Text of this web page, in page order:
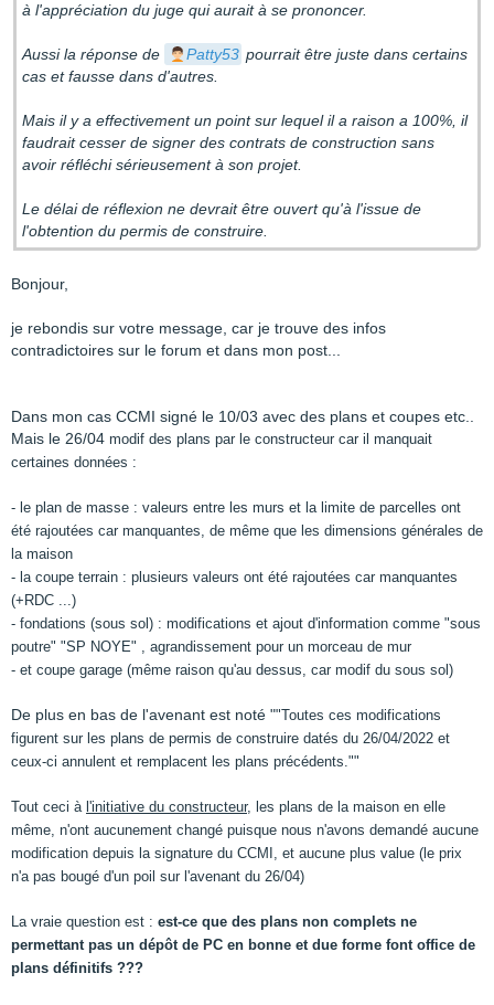
à l'appréciation du juge qui aurait à se prononcer.
Aussi la réponse de Patty53 pourrait être juste dans certains
cas et fausse dans d'autres.
Mais il y a effectivement un point sur lequel il a raison a 100%, il
faudrait cesser de signer des contrats de construction sans
avoir réfléchi sérieusement à son projet.
Le délai de réflexion ne devrait être ouvert qu'à l'issue de
l'obtention du permis de construire.
Bonjour,
je rebondis sur votre message, car je trouve des infos
contradictoires sur le forum et dans mon post...
Dans mon cas CCMI signé le 10/03 avec des plans et coupes etc..
Mais le 26/04 modif des plans par le constructeur car il manquait
certaines données :
- le plan de masse : valeurs entre les murs et la limite de parcelles ont
été rajoutées car manquantes, de même que les dimensions générales de
la maison
- la coupe terrain : plusieurs valeurs ont été rajoutées car manquantes
(+RDC ...)
- fondations (sous sol) : modifications et ajout d'information comme "sous
poutre" "SP NOYE" , agrandissement pour un morceau de mur
- et coupe garage (même raison qu'au dessus, car modif du sous sol)
De plus en bas de l'avenant est noté ""Toutes ces modifications
figurent sur les plans de permis de construire datés du 26/04/2022 et
ceux-ci annulent et remplacent les plans précédents.""
Tout ceci à l'initiative du constructeur, les plans de la maison en elle
même, n'ont aucunement changé puisque nous n'avons demandé aucune
modification depuis la signature du CCMI, et aucune plus value (le prix
n'a pas bougé d'un poil sur l'avenant du 26/04)
La vraie question est : est-ce que des plans non complets ne
permettant pas un dépôt de PC en bonne et due forme font office de
plans définitifs ???